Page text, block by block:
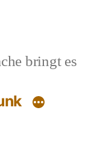
bringt es